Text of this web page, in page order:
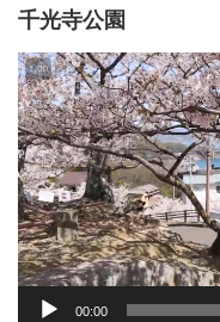
千光寺公園
動
画
プ
レ
ー
ヤ
ー
00:00